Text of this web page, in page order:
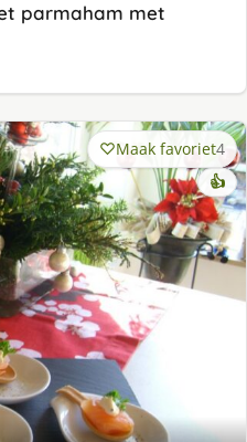
parmaham met
Maak favoriet4
👍